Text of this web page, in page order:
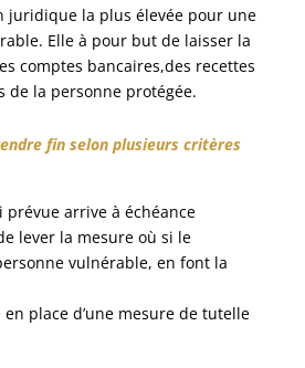
juridique la plus élevée pour une
Elle à pour but de laisser la
comptes bancaires,des recettes
de la personne protégée.
fin selon plusieurs critères
prévue arrive à échéance
lever la mesure où si le
vulnérable, en font la
place d’une mesure de tutelle